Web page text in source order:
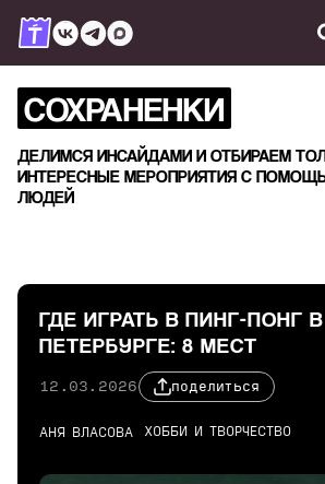
СОХРАНЕНКИ
ДЕЛИМСЯ ИНСАЙДАМИ И ОТБИРАЕМ
ИНТЕРЕСНЫЕ МЕРОПРИЯТИЯ С
ЛЮДЕЙ
ГДЕ ИГРАТЬ В ПИНГ-ПОНГ В
ПЕТЕРБУРГЕ: 8 МЕСТ
12.03.2026 поделиться
АНЯ ВЛАСОВА ХОББИ И ТВОРЧЕСТВО